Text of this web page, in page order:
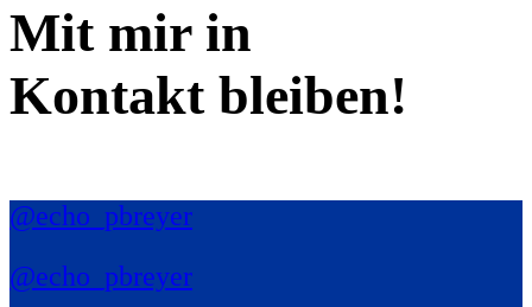
Mit mir in
Kontakt bleiben!
@echo_pbreyer
@echo_pbreyer